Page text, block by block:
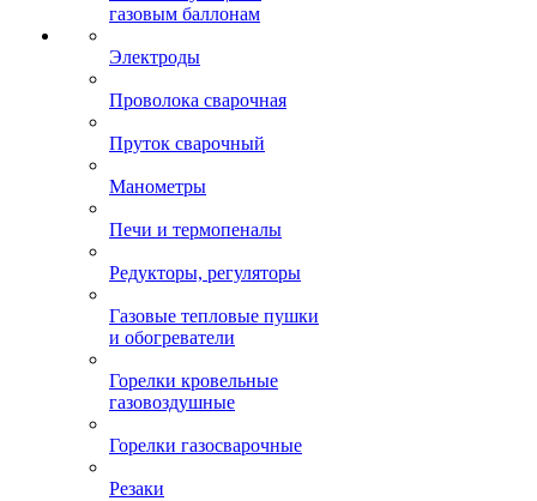
газовым баллонам
Электроды
Проволока сварочная
Пруток сварочный
Манометры
Печи и термопеналы
Редукторы, регуляторы
Газовые тепловые пушки
и обогреватели
Горелки кровельные
газовоздушные
Горелки газосварочные
Резаки